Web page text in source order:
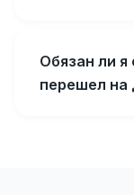
Обязан ли я
перешел на